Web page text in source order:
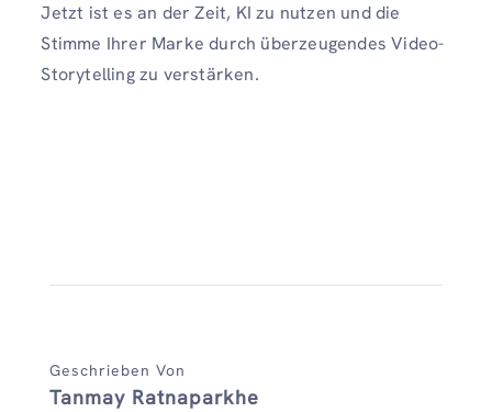
Jetzt ist es an der Zeit, KI zu nutzen und die
Stimme Ihrer Marke durch überzeugendes Video-
Storytelling zu verstärken.
Geschrieben Von
Tanmay Ratnaparkhe